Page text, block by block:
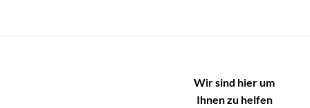
Wir sind hier um
Ihnen zu helfen